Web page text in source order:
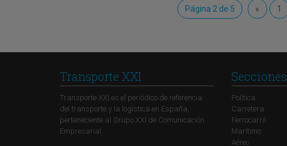
Página 2 de 5 « 1
Transporte XXI
Transporte XXI es el periódico de referencia
del transporte y la logística en España,
perteneciente al Grupo XXI de Comunicación
Empresarial.
Secciones
Política
Carretera
Ferrocarril
Marítimo
Aéreo